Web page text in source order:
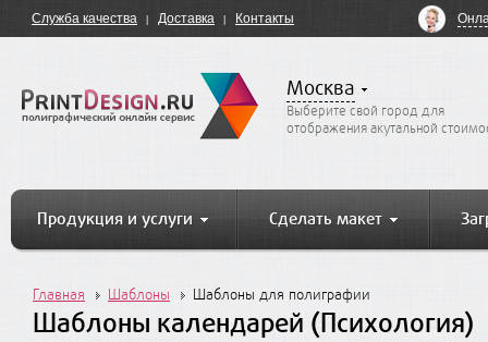
Служба качества Доставка Контакты
Москва
Выберите свой город для
отображения акутальной
Продукция и услуги Сделать макет
Главная Шаблоны Шаблоны для полиграфии
Шаблоны календарей (Психология)